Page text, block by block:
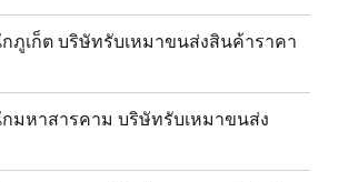
ภูเก็ต บริษัทรับเหมาขนส่งสินค้าราคา
มหาสารคาม บริษัทรับเหมาขนส่ง